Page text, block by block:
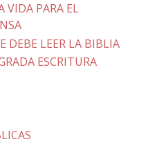
VIDA PARA EL
DEBE LEER LA BIBLIA
ESCRITURA